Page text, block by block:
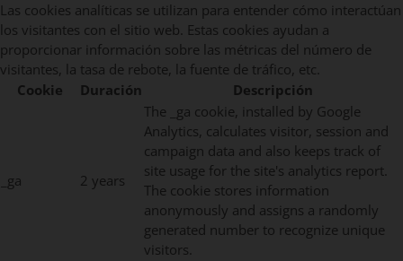
Las cookies analíticas se utilizan para entender cómo interactúan
los visitantes con el sitio web. Estas cookies ayudan a
proporcionar información sobre las métricas del número de
visitantes, la tasa de rebote, la fuente de tráfico, etc.
Cookie
Duración Descripción
_ga 2 years
The _ga cookie, installed by Google
Analytics, calculates visitor, session and
campaign data and also keeps track of
site usage for the site's analytics report.
The cookie stores information
anonymously and assigns a randomly
generated number to recognize unique
visitors.